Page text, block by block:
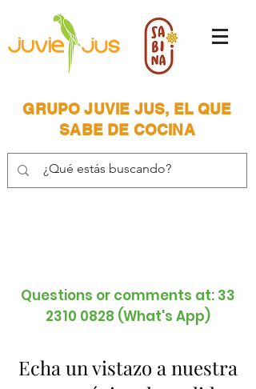
GRUPO JUVIE JUS, EL QUE
SABE DE COCINA
Questions or comments at: 33
2310 0828 (What's App)
Echa un vistazo a nuestra